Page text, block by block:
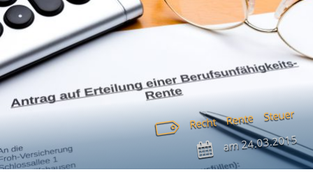
Recht Rente Steuer
am24.03.2015